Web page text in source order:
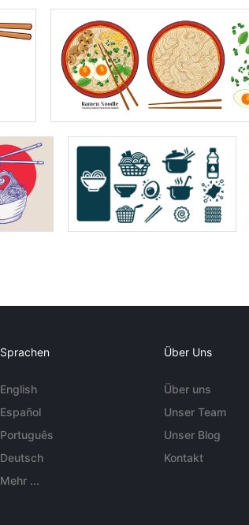
Sprachen
English
Español
Português
Deutsch
Mehr ...
Über Uns
Über uns
Unser Team
Unser Blog
Kontakt